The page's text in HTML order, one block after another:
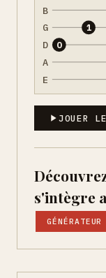
B
G
D
A
E
0
1
JOUER
s'intègre